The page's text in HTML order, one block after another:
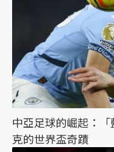
中亞足球的崛起：
克的世界盃奇蹟